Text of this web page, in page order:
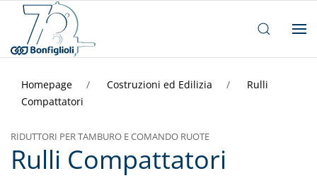
Homepage Costruzioni ed Edilizia
Rulli
Compattatori
RIDUTTORI PER TAMBURO E COMANDO RUOTE
Rulli Compattatori